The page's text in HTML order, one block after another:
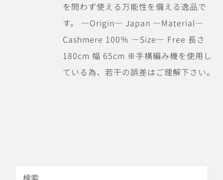
を問わず使える万能性を備える逸品で
す。 ―Origin― Japan ―Material―
Cashmere 100％ ―Size― Free 長さ
180cm 幅 65cm ※手横編み機を使用し
ている為、若干の誤差はご理解下さい。